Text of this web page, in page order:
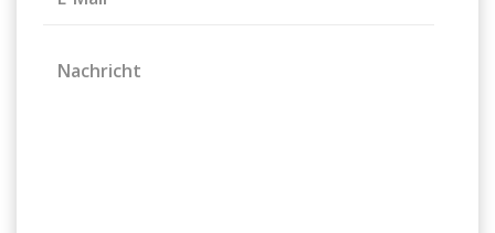
Nachricht